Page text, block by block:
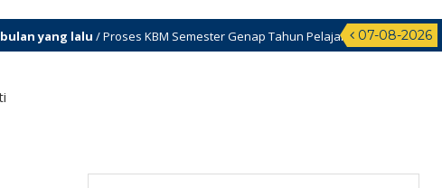
07-08-2026
yang lalu/ Proses KBM Semester Genap Tahun Pelajaran 2025/2026 dimulai tgl